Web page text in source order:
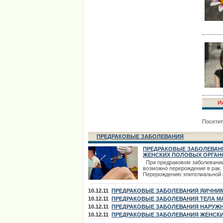
ПРЕДРАКОВЫЕ ЗАБОЛЕВАНИЯ
ПРЕДРАКОВЫЕ
ЖЕНСКИХ ПОЛОВЫХ
При предраковом
возможно перерождение в рак.
Перерождению эпителиальной
изменений клеточных
предраковым состояниям
гиперплазия и гипертрофия
увеличение количества
появление клеточной атипии и
10.12.11 ПРЕДРАКОВЫЕ ЗАБОЛЕВАНИЯ
10.12.11 ПРЕДРАКОВЫЕ ЗАБОЛЕВАНИЯ ТЕЛА
10.12.11 ПРЕДРАКОВЫЕ ЗАБОЛЕВАНИЯ
ПОЛОВЫХ ОРГАНОВ
10.12.11 ПРЕДРАКОВЫЕ ЗАБОЛЕВАНИЯ